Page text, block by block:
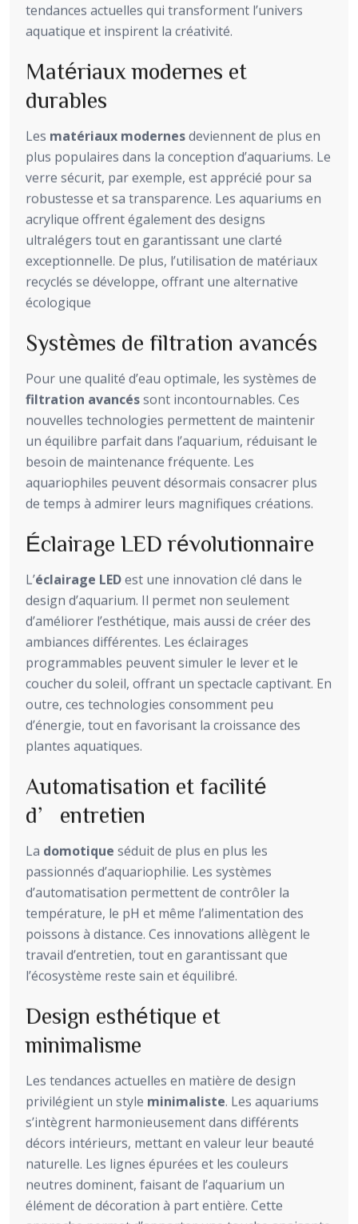
tendances actuelles qui transforment l’univers
aquatique et inspirent la créativité.
Matériaux modernes et
durables
Les matériaux modernesdeviennent de plus en
plus populaires dans la conception d’aquariums. Le
verre sécurit, par exemple, est apprécié pour sa
robustesse et sa transparence. Les aquariums en
acrylique offrent également des designs
ultralégers tout en garantissant une clarté
exceptionnelle. De plus, l’utilisation de matériaux
recyclés se développe, offrant une alternative
écologique
Systèmes de filtration avancés
Pour une qualité d’eau optimale, les systèmes de
filtration avancéssont incontournables. Ces
nouvelles technologies permettent de maintenir
un équilibre parfait dans l’aquarium, réduisant le
besoin de maintenance fréquente. Les
aquariophiles peuvent désormais consacrer plus
de temps à admirer leurs magnifiques créations.
Éclairage LED révolutionnaire
L’éclairage LEDest une innovation clé dans le
design d’aquarium. Il permet non seulement
d’améliorer l’esthétique, mais aussi de créer des
ambiances différentes. Les éclairages
programmables peuvent simuler le lever et le
coucher du soleil, offrant un spectacle captivant. En
outre, ces technologies consomment peu
d’énergie, tout en favorisant la croissance des
plantes aquatiques.
Automatisation et facilité
d’entretien
La domotique séduit de plus en plus les
passionnés d’aquariophilie. Les systèmes
d’automatisation permettent de contrôler la
température, le pH et même l’alimentation des
poissons à distance. Ces innovations allègent le
travail d’entretien, tout en garantissant que
l’écosystème reste sain et équilibré.
Design esthétique et
minimalisme
Les tendances actuelles en matière de design
privilégient un style minimaliste. Les aquariums
s’intègrent harmonieusement dans différents
décors intérieurs, mettant en valeur leur beauté
naturelle. Les lignes épurées et les couleurs
neutres dominent, faisant de l’aquarium un
élément de décoration à part entière. Cette